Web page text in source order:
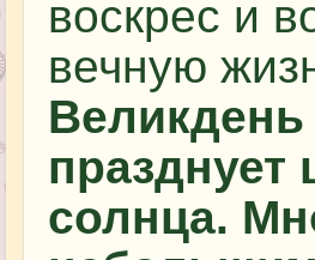
воскрес и
вечную
Великдень
празднует
солнца.